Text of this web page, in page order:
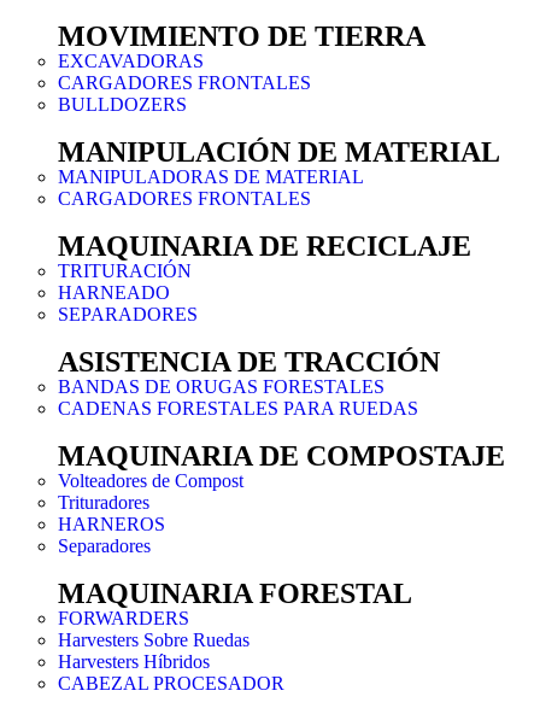
MOVIMIENTO DE TIERRA
EXCAVADORAS
CARGADORES FRONTALES
BULLDOZERS
MANIPULACIÓN DE MATERIAL
MANIPULADORAS DE MATERIAL
CARGADORES FRONTALES
MAQUINARIA DE RECICLAJE
TRITURACIÓN
HARNEADO
SEPARADORES
ASISTENCIA DE TRACCIÓN
BANDAS DE ORUGAS FORESTALES
CADENAS FORESTALES PARA RUEDAS
MAQUINARIA DE COMPOSTAJE
Volteadores de Compost
Trituradores
HARNEROS
Separadores
MAQUINARIA FORESTAL
FORWARDERS
Harvesters Sobre Ruedas
Harvesters Híbridos
CABEZAL PROCESADOR